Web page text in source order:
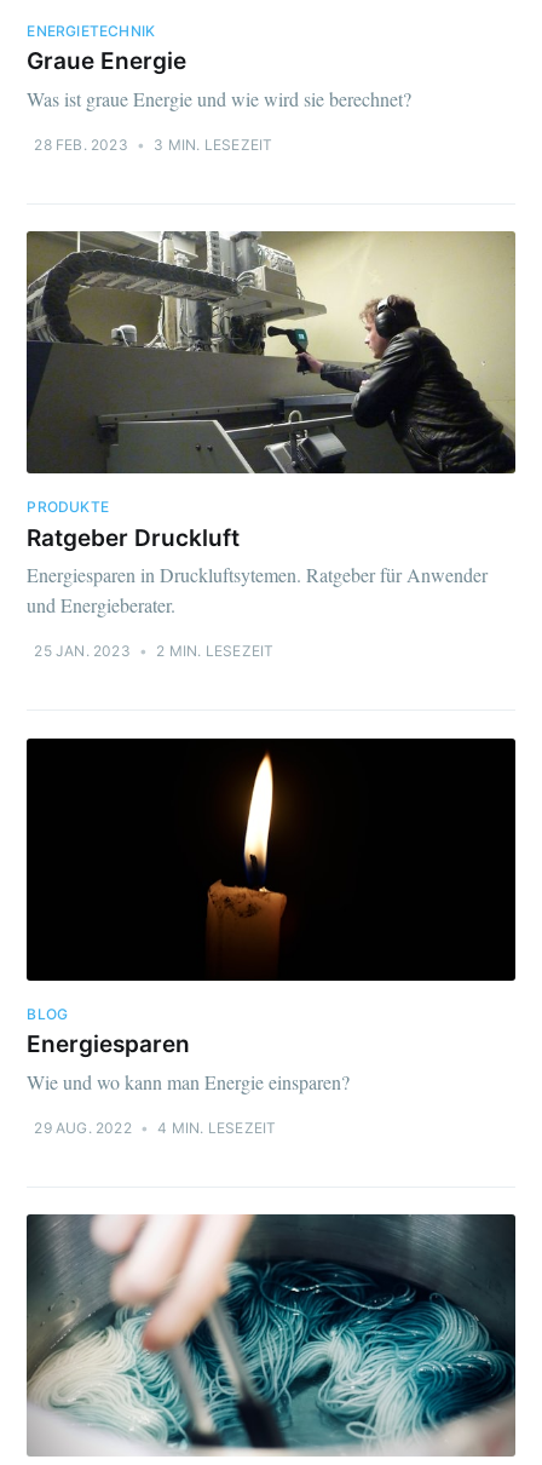
ENERGIETECHNIK
Graue Energie
Was ist graue Energie und wie wird sie berechnet?
28 FEB. 2023 • 3 MIN. LESEZEIT
PRODUKTE
Ratgeber Druckluft
Energiesparen in Druckluftsytemen. Ratgeber für Anwender
und Energieberater.
25 JAN. 2023 • 2 MIN. LESEZEIT
BLOG
Energiesparen
Wie und wo kann man Energie einsparen?
29 AUG. 2022 • 4 MIN. LESEZEIT